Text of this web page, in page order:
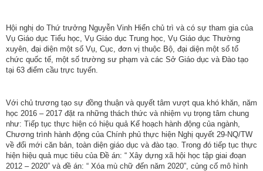
Hội nghị do Thứ trưởng Nguyễn Vinh Hiển chủ trì và có sự tham gia của
Vụ Giáo dục Tiểu học, Vụ Giáo dục Trung học, Vụ Giáo dục Thường
xuyên, đại diện một số Vụ, Cục, đơn vị thuộc Bộ, đại diện một số tổ
chức quốc tế, một số trường sư phạm và các Sở Giáo dục và Đào tạo
tại 63 điểm cầu trực tuyến.
Với chủ trương tạo sự đồng thuận và quyết tâm vượt qua khó khăn, năm
học 2016 – 2017 đặt ra những thách thức và nhiệm vụ trọng tâm chung
như: Tiếp tục thực hiện có hiệu quả Kế hoạch hành động của ngành,
Chương trình hành động của Chính phủ thực hiện Nghị quyết 29-NQ/TW
về đổi mới căn bản, toàn diện giáo dục và đào tạo. Trong đó tiếp tục thực
hiện hiệu quả mục tiêu của Đề án: “ Xây dựng xã hội học tập giai đoạn
2012 – 2020” và đề án: “ Xóa mù chữ đến năm 2020”, củng cố mô hình